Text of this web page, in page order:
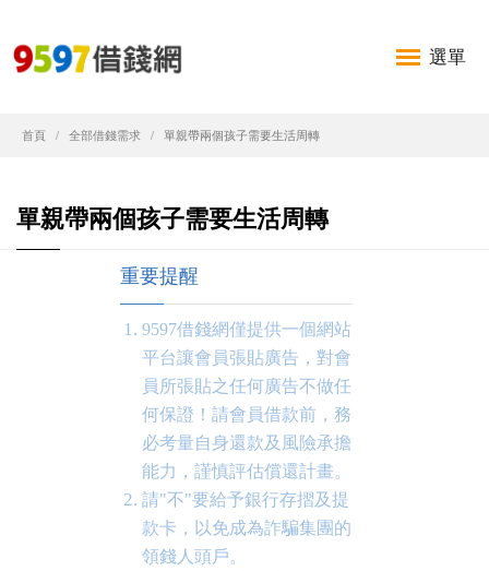
選單
首頁 全部借錢需求 單親帶兩個孩子需要生活周轉
單親帶兩個孩子需要生活周轉
重要提醒
9597借錢網僅提供一個網站
平台讓會員張貼廣告，對會
員所張貼之任何廣告不做任
何保證！請會員借款前，務
必考量自身還款及風險承擔
能力，謹慎評估償還計畫。
請"不"要給予銀行存摺及提
款卡，以免成為詐騙集團的
領錢人頭戶。